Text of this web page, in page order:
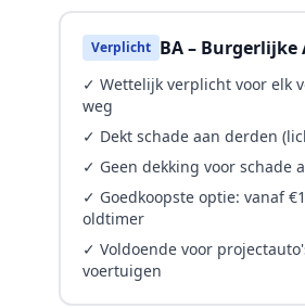
Verplicht BA –
✓ Wettelijk verplicht voor elk
weg
✓ Dekt schade aan derden
✓ Geen dekking voor schade
✓ Goedkoopste optie: vanaf
oldtimer
✓ Voldoende voor
voertuigen